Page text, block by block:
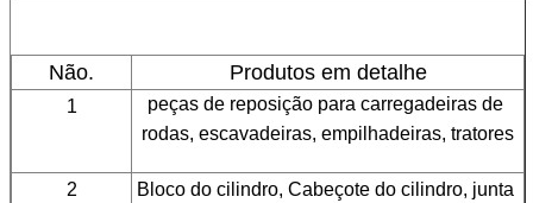
Não. Produtos em detalhe
1
peças de reposição para carregadeiras de
rodas, escavadeiras, empilhadeiras, tratores
2
Bloco do cilindro, Cabeçote do cilindro, junta